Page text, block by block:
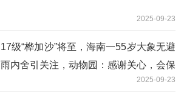
2025-09-23
17级“桦加沙”将至，海南一55岁大象无避
雨内舍引关注，动物园：感谢关心，会保
2025-09-23